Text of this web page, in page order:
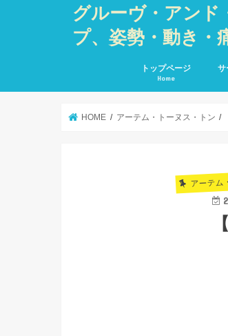
グルーヴ・アンド
プ、姿勢・動き・
トップページ
Home
サ
HOME アーテム・トーヌス・トン
アーテム